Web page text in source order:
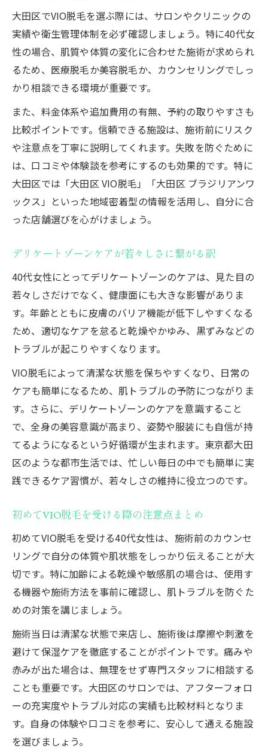
大田区でVIO脱毛を選ぶ際には、サロンやクリニックの
実績や衛生管理体制を必ず確認しましょう。特に40代女
性の場合、肌質や体質の変化に合わせた施術が求められ
るため、医療脱毛か美容脱毛か、カウンセリングでしっ
かり相談できる環境が重要です。
また、料金体系や追加費用の有無、予約の取りやすさも
比較ポイントです。信頼できる施設は、施術前にリスク
や注意点を丁寧に説明してくれます。失敗を防ぐために
は、口コミや体験談を参考にするのも効果的です。特に
大田区では「大田区 VIO脱毛」「大田区 ブラジリアンワ
ックス」といった地域密着型の情報を活用し、自分に合
った店舗選びを心がけましょう。
デリケートゾーンケアが若々しさに繋がる訳
40代女性にとってデリケートゾーンのケアは、見た目の
若々しさだけでなく、健康面にも大きな影響がありま
す。年齢とともに皮膚のバリア機能が低下しやすくなる
ため、適切なケアを怠ると乾燥やかゆみ、黒ずみなどの
トラブルが起こりやすくなります。
VIO脱毛によって清潔な状態を保ちやすくなり、日常の
ケアも簡単になるため、肌トラブルの予防につながりま
す。さらに、デリケートゾーンのケアを意識すること
で、全身の美容意識が高まり、姿勢や服装にも自信が持
てるようになるという好循環が生まれます。東京都大田
区のような都市生活では、忙しい毎日の中でも簡単に実
践できるケア習慣が、若々しさの維持に役立つのです。
初めてVIO脱毛を受ける際の注意点まとめ
初めてVIO脱毛を受ける40代女性は、施術前のカウンセ
リングで自分の体質や肌状態をしっかり伝えることが大
切です。特に加齢による乾燥や敏感肌の場合は、使用す
る機器や施術方法を事前に確認し、肌トラブルを防ぐた
めの対策を講じましょう。
施術当日は清潔な状態で来店し、施術後は摩擦や刺激を
避けて保湿ケアを徹底することがポイントです。痛みや
赤みが出た場合は、無理をせず専門スタッフに相談する
ことも重要です。大田区のサロンでは、アフターフォロ
ーの充実度やトラブル対応の実績も比較材料となりま
す。自身の体験や口コミを参考に、安心して通える施設
を選びましょう。